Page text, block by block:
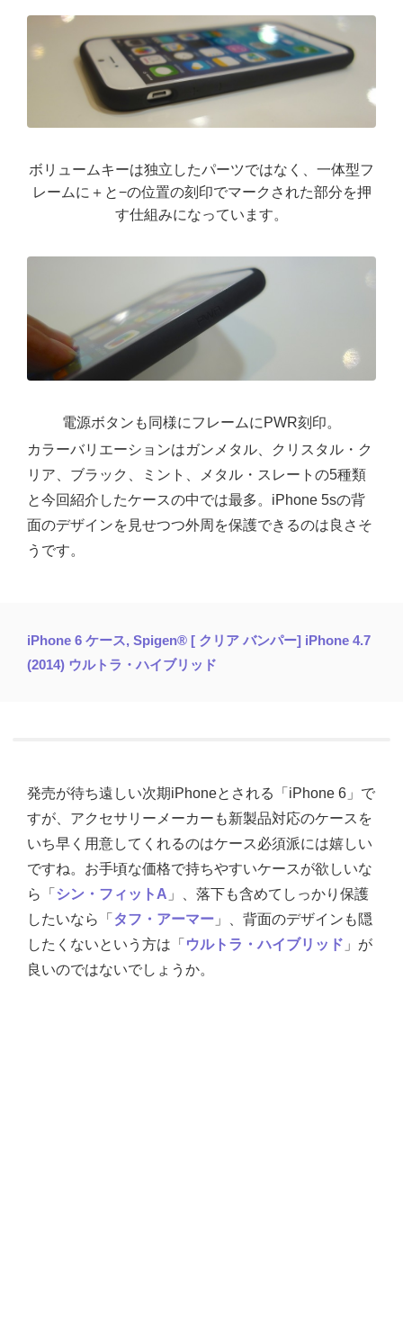
ボリュームキーは独立したパーツではなく、一体型フ
レームに＋と−の位置の刻印でマークされた部分を押
す仕組みになっています。
電源ボタンも同様にフレームにPWR刻印。
カラーバリエーションはガンメタル、クリスタル・ク
リア、ブラック、ミント、メタル・スレートの5種類
と今回紹介したケースの中では最多。iPhone 5sの背
面のデザインを見せつつ外周を保護できるのは良さそ
うです。
iPhone 6 ケース, Spigen® [ クリア バンパー] iPhone 4.7
(2014) ウルトラ・ハイブリッド
発売が待ち遠しい次期iPhoneとされる「iPhone 6」で
すが、アクセサリーメーカーも新製品対応のケースを
いち早く用意してくれるのはケース必須派には嬉しい
ですね。お手頃な価格で持ちやすいケースが欲しいな
ら「 シン・フィットA 」、落下も含めてしっかり保護
したいなら「 タフ・アーマー 」、背面のデザインも隠
したくないという方は「 ウルトラ・ハイブリッド 」が
良いのではないでしょうか。